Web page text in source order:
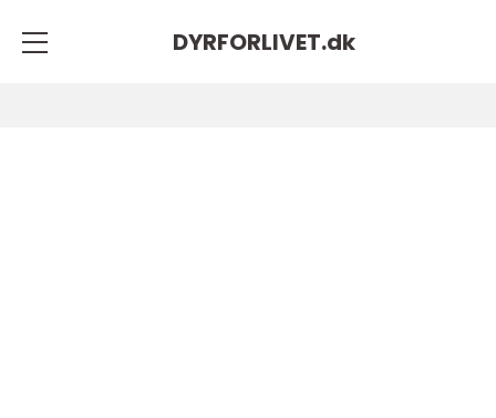
DYRFORLIVET.dk